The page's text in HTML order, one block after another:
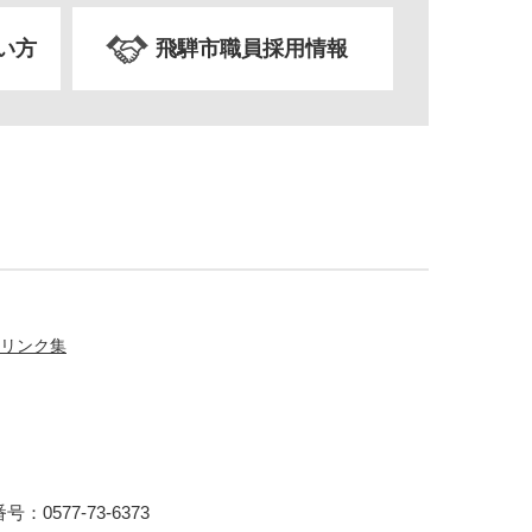
方 飛騨市職員採用情報
ンク集
：0577-73-6373